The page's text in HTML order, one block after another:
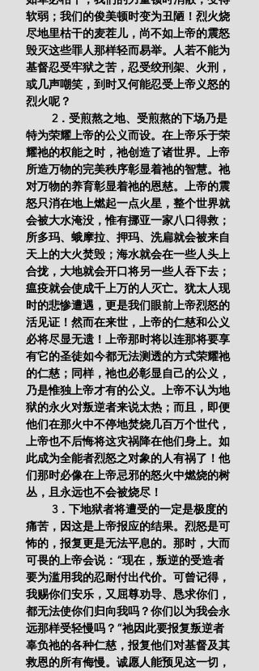
软弱；我们的俊美顿时变为丑陋！烈火烧
尽地里枯干的麦茬儿，尚不如上帝的震怒
毁灭这些罪人那样轻而易举。人若不能为
基督忍受牢狱之苦，忍受绞刑架、火刑，
或几声嘲笑，到时又何能忍受上帝义怒的
烈火呢？
特为荣耀上帝的公义而设。在上帝乐于荣
耀祂的权能之时，祂创造了诸世界。上帝
所造万物的完美秩序彰显着祂的智慧。祂
对万物的养育彰显着祂的恩慈。上帝的震
怒只消在地上燃起一点火星，整个世界就
会被大水淹没，惟有挪亚一家八口得救；
所多玛、蛾摩拉、押玛、洗扁就会被来自
天上的大火焚毁；海水就会在一些人头上
合拢，大地就会开口将另一些人吞下去；
瘟疫就会使成千上万的人灭亡。犹太人现
时的悲惨遭遇，更是我们眼前上帝烈怒的
活见证！然而在来世，上帝的仁慈和公义
必将尽显无遗！上帝那时将以连那将要享
有它的圣徒如今都无法测透的方式荣耀祂
的仁慈；同样，祂也必彰显自己的公义，
乃是惟独上帝才有的公义。上帝不认为地
狱的永火对叛逆者来说太热；而且，即便
他们在那火中不停地焚烧几百万个世代，
上帝也不后悔将这灾祸降在他们身上。如
此成为全能者烈怒之对象的人有祸了！他
们那时必像在上帝忌邪的怒火中燃烧的树
丛，且永远也不会被烧尽！
痛苦，因这是上帝报应的结果。烈怒是可
怖的，报复更是无法平息的。那时，大而
可畏的上帝会说：“现在，叛逆的受造者
要为滥用我的忍耐付出代价。可曾记得，
我赐你们安乐，又屈尊劝导、恳求你们，
都无法使你们归向我吗？你们以为我会永
远那样受轻慢吗？”祂因此要报复叛逆者
辜负祂的各种仁慈，报复他们对基督及其
救恩的所有侮慢。诚愿人能预见这一切，